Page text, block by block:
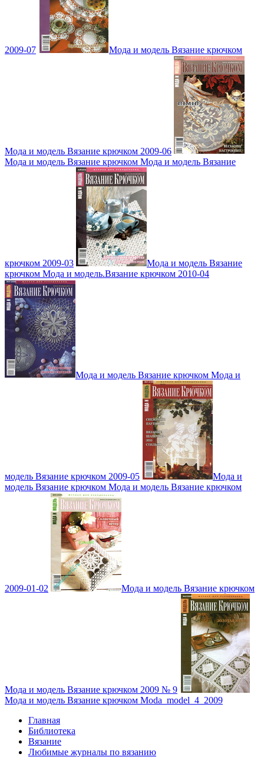
2009-07 Мода и модель Вязание крючком
Мода и модель Вязание крючком 2009-06
Мода и модель Вязание крючком Мода и модель Вязание
крючком 2009-03
Мода и модель Вязание
крючком Мода и модель.Вязание крючком 2010-04
Мода и модель Вязание крючком Мода и
модель Вязание крючком 2009-05
Мода и
модель Вязание крючком Мода и модель Вязание крючком
2009-01-02 Мода и модель Вязание крючком
Мода и модель Вязание крючком 2009 № 9
Мода и модель Вязание крючком Moda_model_4_2009
Главная
Библиотека
Вязание
Любимые журналы по вязанию